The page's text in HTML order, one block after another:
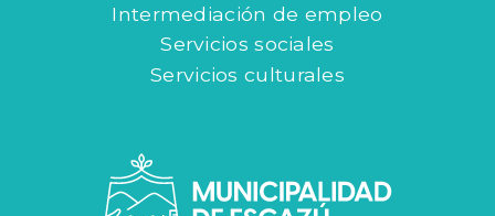
Intermediación de empleo
Servicios sociales
Servicios culturales